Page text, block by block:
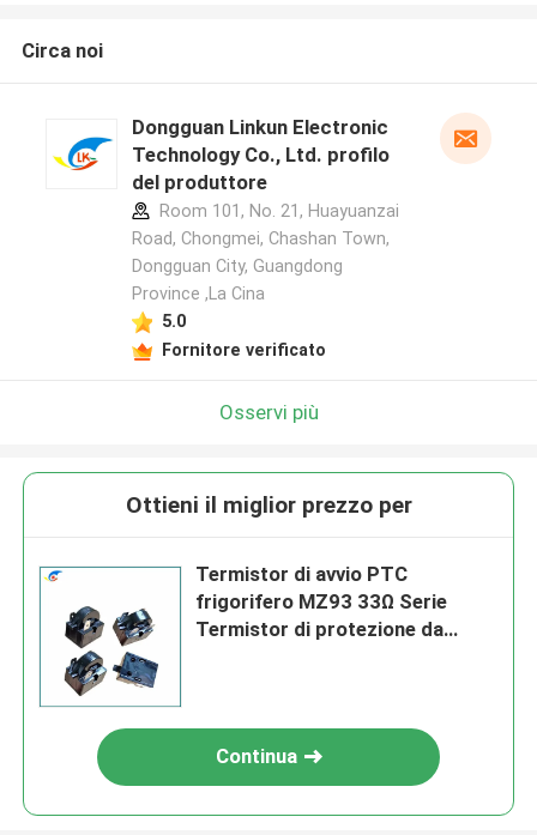
Circa noi
Dongguan Linkun Electronic
Technology Co., Ltd. profilo
del produttore
Room 101, No. 21, Huayuanzai
Road, Chongmei, Chashan Town,
Dongguan City, Guangdong
Province ,La Cina
5.0
Fornitore verificato
Osservi più
Ottieni il miglior prezzo per
Termistor di avvio PTC
frigorifero MZ93 33Ω Serie
Termistor di protezione da
Continua